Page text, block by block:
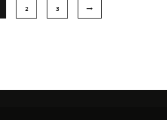
2 3